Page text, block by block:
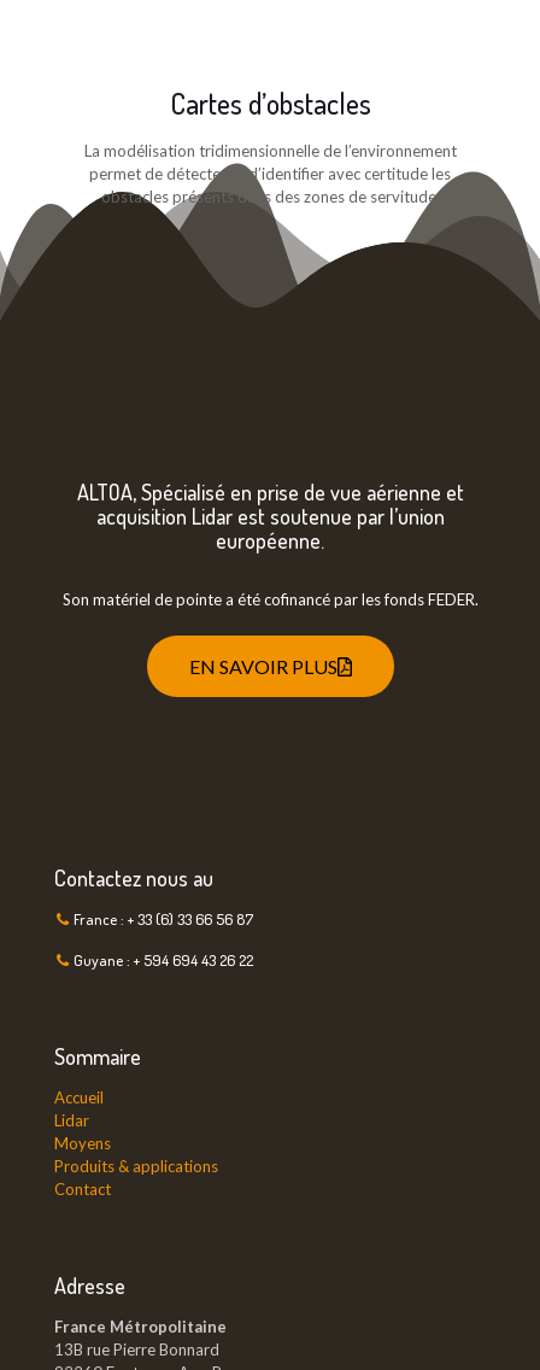
Cartes d’obstacles
La modélisation tridimensionnelle de l’environnement
permet de détecter et d’identifier avec certitude les
obstacles présents dans des zones de servitude.
ALTOA, Spécialisé en prise de vue aérienne et
acquisition Lidar est soutenue par l’union
européenne.
Son matériel de pointe a été cofinancé par les fonds FEDER.
EN SAVOIR PLUS
Contactez nous au
France : + 33 (6) 33 66 56 87
Guyane : + 594 694 43 26 22
Sommaire
Accueil
Lidar
Moyens
Produits & applications
Contact
Adresse
France Métropolitaine
13B rue Pierre Bonnard